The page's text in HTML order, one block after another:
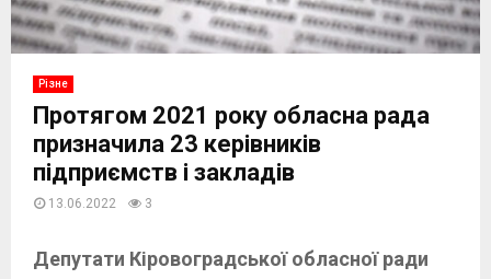
Різне
Протягом 2021 року обласна рада
призначила 23 керівників
підприємств і закладів
13.06.2022 3
Депутати Кіровоградської обласної ради